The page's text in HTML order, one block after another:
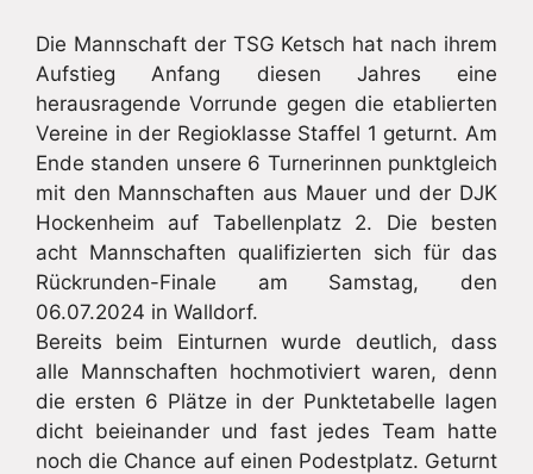
Die Mannschaft der TSG Ketsch hat nach ihrem
Aufstieg Anfang diesen Jahres eine
herausragende Vorrunde gegen die etablierten
Vereine in der Regioklasse Staffel 1 geturnt. Am
Ende standen unsere 6 Turnerinnen punktgleich
mit den Mannschaften aus Mauer und der DJK
Hockenheim auf Tabellenplatz 2. Die besten
acht Mannschaften qualifizierten sich für das
Rückrunden-Finale am Samstag, den
06.07.2024 in Walldorf.
Bereits beim Einturnen wurde deutlich, dass
alle Mannschaften hochmotiviert waren, denn
die ersten 6 Plätze in der Punktetabelle lagen
dicht beieinander und fast jedes Team hatte
noch die Chance auf einen Podestplatz. Geturnt